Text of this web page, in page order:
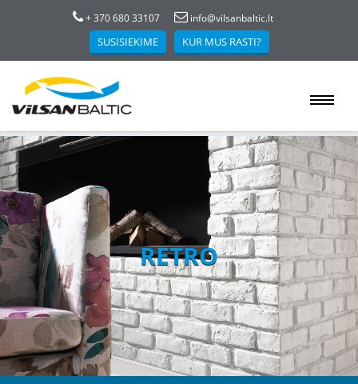
+ 370 680 33107 info@vilsanbaltic.lt
SUSISIEKIME KUR MUS RASTI?
RETRO